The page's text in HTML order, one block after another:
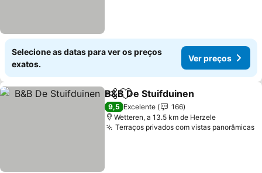
Selecione as datas para ver os preços
exatos.
Ver preços
PartilharAdicionar aos favoritos
B&B De Stuifduinen
9,5 Excelente
166
Wetteren, a 13.5 km de Herzele
Terraços privados com vistas panorâmicas